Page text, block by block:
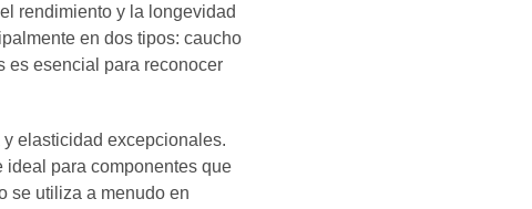
rendimiento y la longevidad
en dos tipos: caucho
es esencial para reconocer
elasticidad excepcionales.
ideal para componentes que
se utiliza a menudo en